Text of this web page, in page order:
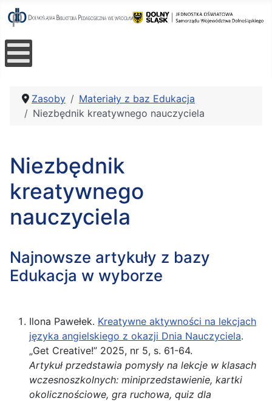
Zasoby
Materiały z baz Edukacja
Niezbędnik kreatywnego nauczyciela
Niezbędnik
kreatywnego
nauczyciela
Najnowsze artykuły z bazy
Edukacja w wyborze
Ilona Pawełek. Kreatywne aktywności na lekcjach
języka angielskiego z okazji Dnia Nauczyciela.
„Get Creative!” 2025, nr 5, s. 61-64.
Artykuł przedstawia pomysły na lekcje w klasach
wczesnoszkolnych: miniprzedstawienie, kartki
okolicznościowe, gra ruchowa, quiz dla